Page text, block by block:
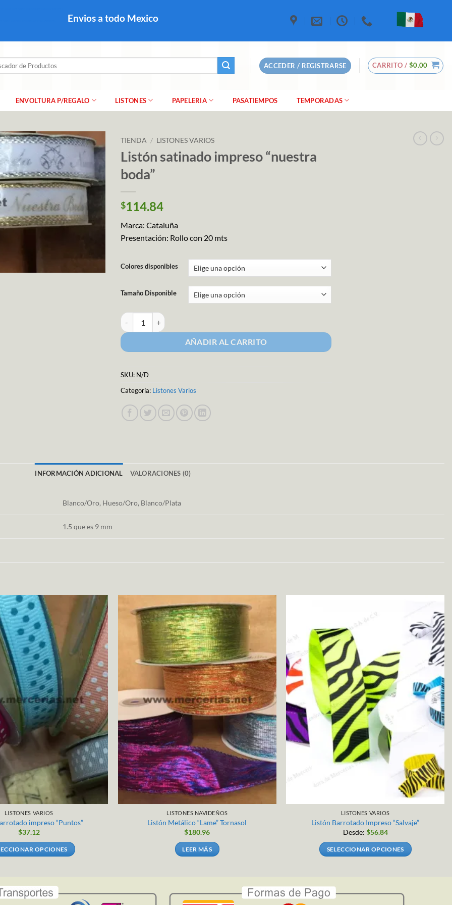
Envios a todo Mexico
ACCEDER / REGISTRARSE CARRITO / $0.00
ENVOLTURA P/REGALO LISTONES PAPELERIA PASATIEMPOS TEMPORADAS
TIENDA / LISTONES VARIOS
Listón satinado impreso “nuestra
boda”
$114.84
Marca: Cataluña
Presentación: Rollo con 20 mts
Colores disponibles
Tamaño Disponible
Listón satinado impreso "nuestra boda" cantidad
AÑADIR AL CARRITO
SKU: N/D
Categoría: Listones Varios
INFORMACIÓN ADICIONAL VALORACIONES (0)
Blanco/Oro, Hueso/Oro, Blanco/Plata
1.5 que es 9 mm
LISTONES VARIOS
impreso “Puntos”
$37.12
OPCIONES
tiene
múltiples
LISTONES NAVIDEÑOS
Listón Metálico “Lame” Tornasol
$180.96
LEER MÁS
LISTONES VARIOS
Listón Barrotado Impreso “Salvaje”
Desde: $56.84
SELECCIONAR OPCIONES
múltiples